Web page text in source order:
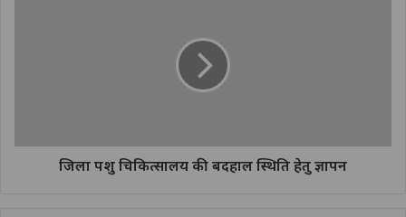
जिला पशु चिकित्सालय की बदहाल स्थिति हेतु ज्ञापन